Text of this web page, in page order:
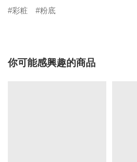
彩粧 粉底
你可能感興趣的商品